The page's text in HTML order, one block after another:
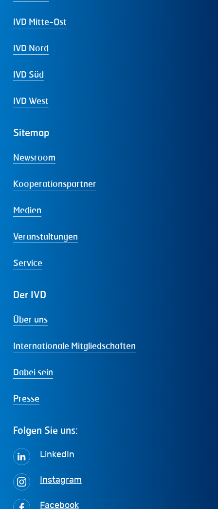
IVD Mitte-Ost
IVD Nord
IVD Süd
IVD West
Sitemap
Newsroom
Kooperationspartner
Medien
Veranstaltungen
Service
Der IVD
Über uns
Internationale Mitgliedschaften
Dabei sein
Presse
Folgen Sie uns:
LinkedIn
Instagram
Facebook